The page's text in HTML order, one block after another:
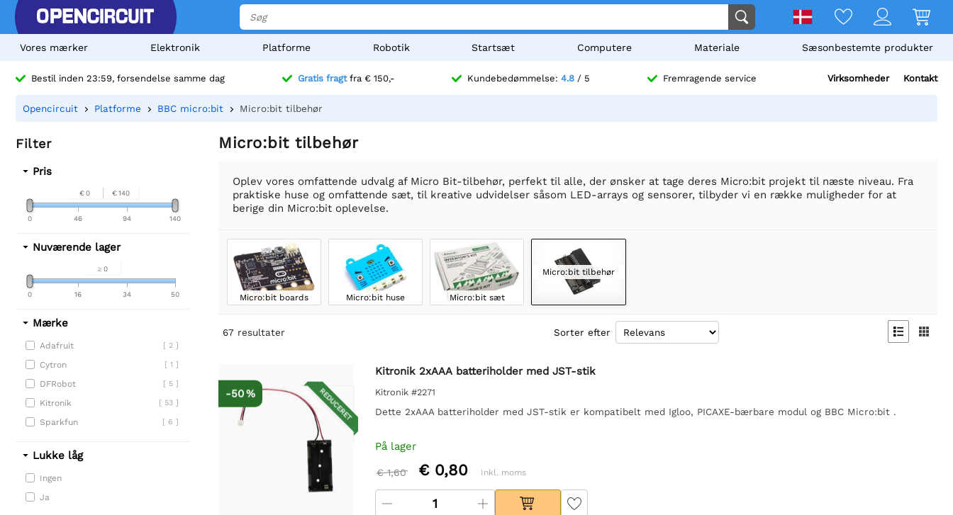
Vores mærker Elektronik Platforme Robotik Startsæt Computere Materiale Sæsonbestemte produkter
Bestil inden 23:59, forsendelse samme dag Gratis fragtfra € 150,- Kundebedømmelse: 4.8 / 5 Fremragende service Virksomheder Kontakt
Opencircuit Platforme BBC micro:bit Micro:bit tilbehør
Filter
Pris
€ 0 € 140
0 140
46 94
Nuværende lager
≥ 0
0 50
16 34
Mærke
Adafruit [ 2 ]
Cytron [ 1 ]
DFRobot [ 5 ]
Kitronik [ 53 ]
Sparkfun [ 6 ]
Lukke låg
Ingen
Ja
Micro:bit tilbehør
Oplev vores omfattende udvalg af Micro Bit-tilbehør, perfekt til alle, der ønsker at tage deres Micro:bit projekt til næste niveau. Fra
praktiske huse og omfattende sæt, til kreative udvidelser såsom LED-arrays og sensorer, tilbyder vi en række muligheder for at
berige din Micro:bit oplevelse.
Micro:bit boards Micro:bit huse Micro:bit sæt
Micro:bit tilbehør
67 resultater Sorter efter  
REDUCERET
-50 %
Kitronik 2xAAA batteriholder med JST-stik
Kitronik #2271
Dette 2xAAA batteriholder med JST-stik er kompatibelt med Igloo, PICAXE-bærbare modul og BBC Micro:bit .
På lager
€ 1,60 € 0,80 Inkl. moms